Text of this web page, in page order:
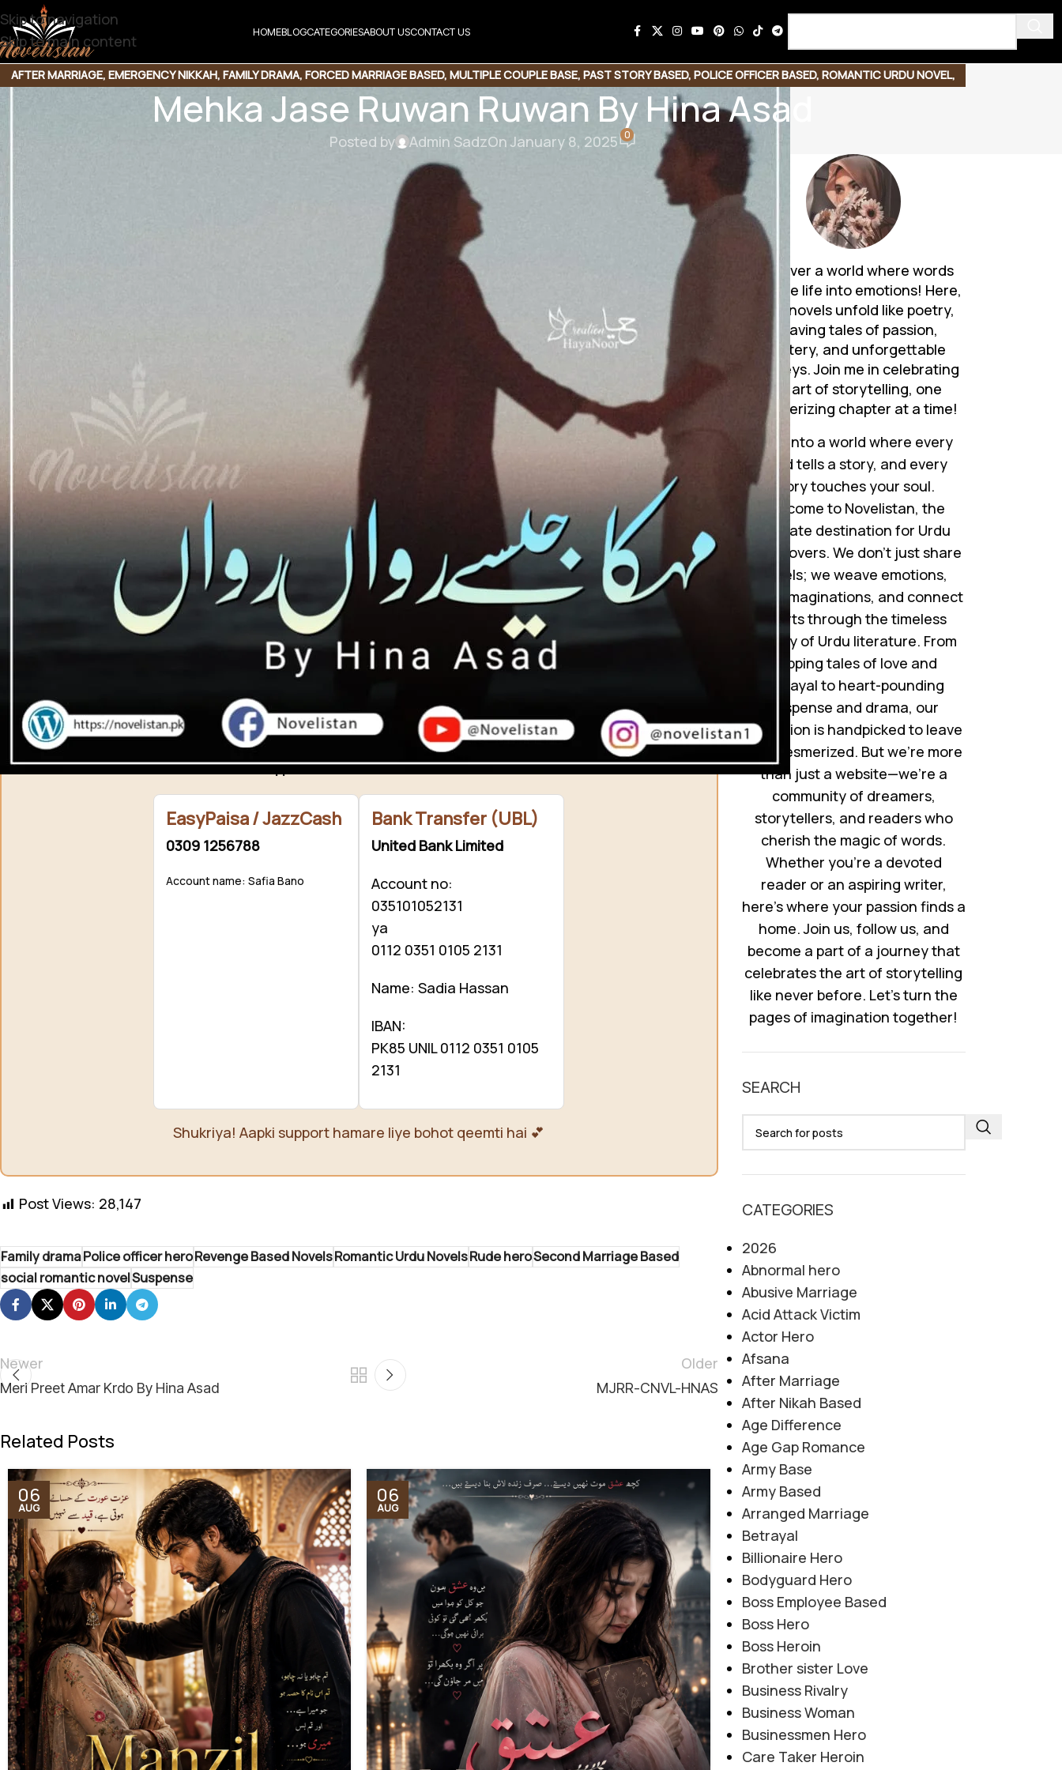
Skip to navigation
Skip to main content
HOMEBLOGCATEGORIESABOUT USCONTACT US
AFTER MARRIAGE, EMERGENCY NIKKAH, FAMILY DRAMA, FORCED MARRIAGE BASED, MULTIPLE COUPLE BASE, PAST STORY BASED, POLICE OFFICER BASED, ROMANTIC URDU NOVEL,
RUDE HERO BASED
,SUSPENSE THRILLER
Mehka Jase Ruwan Ruwan By Hina Asad
Posted by Admin SadzOn January 8, 2025 0
Mehka Jase Ruwa Ruwan By Hina Asad
یہ کہانی ہے ایک ایسی لڑکی کی جس ماں ایک طوائف ہوتی پے۔
وہ کیسے اس ماحول سے بھاگ کر اپنے باپ کو ڈھونڈھ کر اس سے اپنی ماں کا بدلہ لیتی ہے۔
اور ایک ایسی لڑکی جس کے سر والدین کا سایہ اٹھ جاتا ہے۔ایک پولیٹیشن اسے سہارا دیتا ہے۔
اسکے شادی شدہ ہونے کے باوجود بھی وہ اس کے پیار میں مبتلا ہوجاتی ہے پھر وہ دونوں کیسے ملتے ہیں
یہ سب جاننے کے لیے پڑھیے پورا ناول ۔جو بہت رومانس سے بھرپور ہے۔
Download Link
Support Novelistan ❤️
Agar aap ko hamari free novels pasand aati hain aur aap hamari mehnat ki qadar karna chahte hain, to aap chhoti si
support / donationkar sakte hain.
EasyPaisa / JazzCash
0309 1256788
Account name: Safia Bano
Bank Transfer (UBL)
United Bank Limited
Account no:
035101052131
ya
0112 0351 0105 2131
Name: Sadia Hassan
IBAN:
PK85 UNIL 0112 0351 0105
2131
Shukriya! Aapki support hamare liye bohot qeemti hai 💕
Post Views: 28,147
Family dramaPolice officer heroRevenge Based NovelsRomantic Urdu NovelsRude heroSecond Marriage Based
social romantic novelSuspense
Newer
Meri Preet Amar Krdo By Hina Asad
Older
MJRR-CNVL-HNAS
Related Posts
06
AUG
06
AUG
06
AUG
Discover a world where words
breathe life into emotions! Here,
Urdu novels unfold like poetry,
weaving tales of passion,
mystery, and unforgettable
journeys. Join me in celebrating
the art of storytelling, one
mesmerizing chapter at a time!
Step into a world where every
word tells a story, and every
story touches your soul.
Welcome to Novelistan, the
ultimate destination for Urdu
novel lovers. We don’t just share
novels; we weave emotions,
ignite imaginations, and connect
hearts through the timeless
beauty of Urdu literature. From
gripping tales of love and
betrayal to heart-pounding
suspense and drama, our
collection is handpicked to leave
you mesmerized. But we’re more
than just a website—we’re a
community of dreamers,
storytellers, and readers who
cherish the magic of words.
Whether you’re a devoted
reader or an aspiring writer,
here’s where your passion finds a
home. Join us, follow us, and
become a part of a journey that
celebrates the art of storytelling
like never before. Let’s turn the
pages of imagination together!
SEARCH
CATEGORIES
2026
Abnormal hero
Abusive Marriage
Acid Attack Victim
Actor Hero
Afsana
After Marriage
After Nikah Based
Age Difference
Age Gap Romance
Army Base
Army Based
Arranged Marriage
Betrayal
Billionaire Hero
Bodyguard Hero
Boss Employee Based
Boss Hero
Boss Heroin
Brother sister Love
Business Rivalry
Business Woman
Businessmen Hero
Care Taker Heroin